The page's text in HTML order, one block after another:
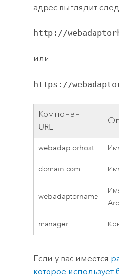
адрес выглядит
http://
или
https://
Компонент
URL
webadaptorhost
domain.com
webadaptorname
manager
Если у вас имеется
которое